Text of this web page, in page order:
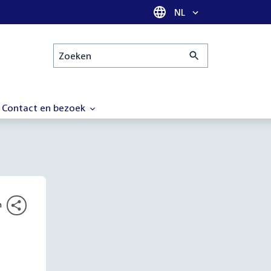
Taal selectie
NL
Zoeken
Contact en bezoek